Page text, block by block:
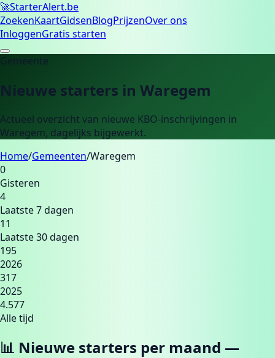
🚀StarterAlert.be
ZoekenKaartGidsenBlogPrijzenOver ons
InloggenGratis starten
Gemeente
Nieuwe starters in Waregem
Actueel overzicht van nieuwe KBO-inschrijvingen in
Waregem, dagelijks bijgewerkt.
Home/Gemeenten/Waregem
0
Gisteren
4
Laatste 7 dagen
11
Laatste 30 dagen
195
2026
317
2025
4.577
Alle tijd
📊 Nieuwe starters per maand —